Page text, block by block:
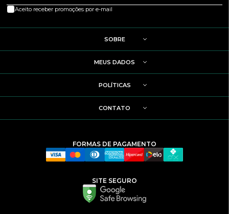
Aceito receber promoções por e-mail
SOBRE
MEUS DADOS
POLÍTICAS
CONTATO
SITE SEGURO
FORMAS DE PAGAMENTO